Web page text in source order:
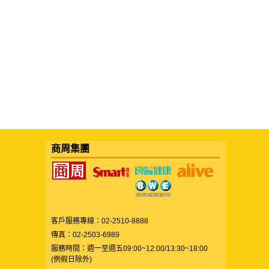
商周集團
客戶服務專線：02-2510-8888
傳真：02-2503-6989
服務時間：週一至週五09:00~12:00/13:30~18:00
(例假日除外)